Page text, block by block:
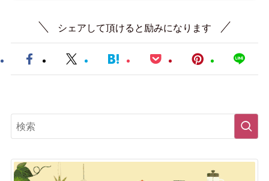
シェアして頂けると励みになります